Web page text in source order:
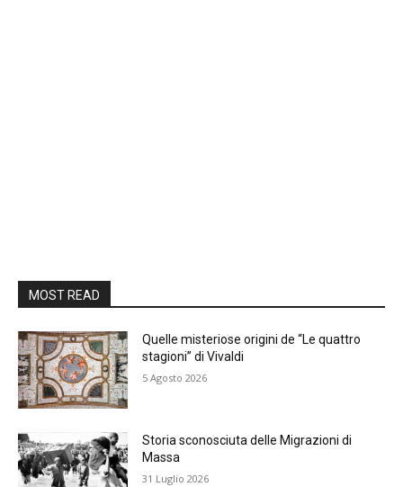
MOST READ
Quelle misteriose origini de “Le quattro
stagioni” di Vivaldi
5 Agosto 2026
Storia sconosciuta delle Migrazioni di
Massa
31 Luglio 2026